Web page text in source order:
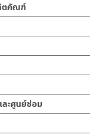
ตภัณฑ์
ย์ฉีดชำระผลิตจากทอง
องเหลือง หัวฉีดชำระ
ชำระ ผลิตจากทองเหลื
ำออกมาในลักษณะนุ่มน
ดยมีรับประกันหัวฉีดไม่รั่ว
ซม.
อของสายผลิตจากทองเ
ห้ไล่ฝุ่น เศษทราย เศษ
กจากท่อน้ำ มิเช่นนั้นสิ่ง
ประกัน
กษาผลิตภัณฑ์
ามเสียหายอื่น ๆ นอกจ
โดยการใช้ผ้านุ่มๆชุบน้ำห
ธิ์เป็นกรด ในการทำคว
ง หยาบ ห้ามใช้ฝอยขัดท
ซึม 5 ปี
ละศูนย์ซ่อม